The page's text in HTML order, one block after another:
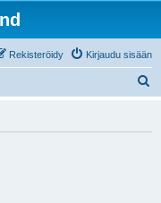
Kirjaudu sisään
Rekisteröidy